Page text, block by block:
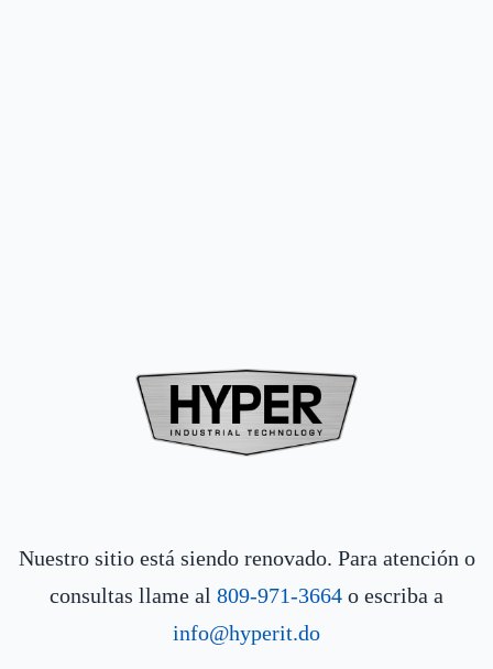
Nuestro sitio está siendo renovado. Para atención o
consultas llame al 809-971-3664 o escriba a
info@hyperit.do